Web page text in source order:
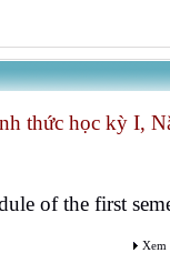
thức học kỳ I,
of the first
Xem